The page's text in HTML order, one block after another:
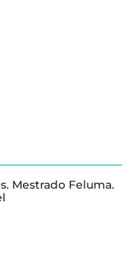
Mestrado Feluma.